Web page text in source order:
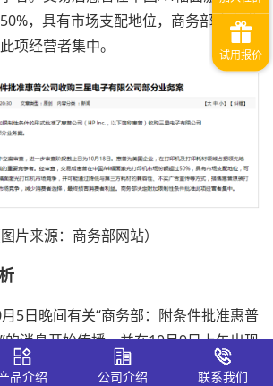
，具有市场支配地位，商务部决定附
项经营者集中。
图片来源：商务部网站）
5日晚间有关“商务部：附条件批准惠普
的消息开始传播，并在10月9日上午出现
对于消息传播滞后有一定影响。
品介绍 公司介绍 联系我们